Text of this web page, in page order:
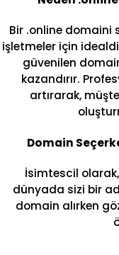
Bir .online domaini
işletmeler için
güvenilen
kazandırır.
artırarak,
Domain
İsimtescil
dünyada sizi bir
domain alırken